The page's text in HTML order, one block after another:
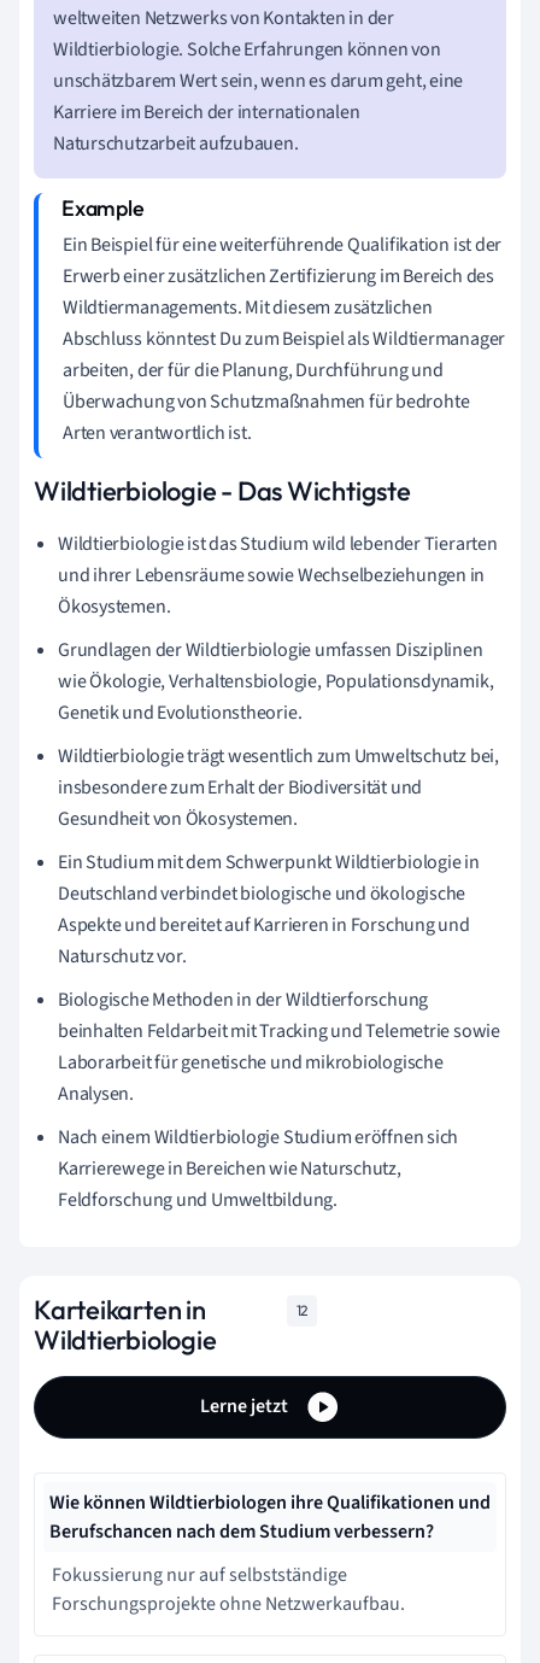
weltweiten Netzwerks von Kontakten in der
Wildtierbiologie. Solche Erfahrungen können von
unschätzbarem Wert sein, wenn es darum geht, eine
Karriere im Bereich der internationalen
Naturschutzarbeit aufzubauen.
Ein Beispiel für eine weiterführende Qualifikation ist der
Erwerb einer zusätzlichen Zertifizierung im Bereich des
Wildtiermanagements. Mit diesem zusätzlichen
Abschluss könntest Du zum Beispiel als Wildtiermanager
arbeiten, der für die Planung, Durchführung und
Überwachung von Schutzmaßnahmen für bedrohte
Arten verantwortlich ist.
Wildtierbiologie - Das Wichtigste
Wildtierbiologie ist das Studium wild lebender Tierarten
und ihrer Lebensräume sowie Wechselbeziehungen in
Ökosystemen.
Grundlagen der Wildtierbiologie umfassen Disziplinen
wie Ökologie, Verhaltensbiologie, Populationsdynamik,
Genetik und Evolutionstheorie.
Wildtierbiologie trägt wesentlich zum Umweltschutz bei,
insbesondere zum Erhalt der Biodiversität und
Gesundheit von Ökosystemen.
Ein Studium mit dem Schwerpunkt Wildtierbiologie in
Deutschland verbindet biologische und ökologische
Aspekte und bereitet auf Karrieren in Forschung und
Naturschutz vor.
Biologische Methoden in der Wildtierforschung
beinhalten Feldarbeit mit Tracking und Telemetrie sowie
Laborarbeit für genetische und mikrobiologische
Analysen.
Nach einem Wildtierbiologie Studium eröffnen sich
Karrierewege in Bereichen wie Naturschutz,
Feldforschung und Umweltbildung.
Karteikarten in
Wildtierbiologie
12
Lerne jetzt
Wie können Wildtierbiologen ihre Qualifikationen und
Berufschancen nach dem Studium verbessern?
Fokussierung nur auf selbstständige
Forschungsprojekte ohne Netzwerkaufbau.